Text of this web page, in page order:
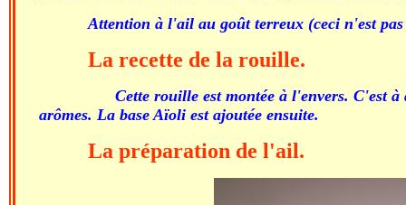
Attention à l'ail au goût terreux (ceci n'est
La recette de la rouille.
Cette rouille est montée à l'envers. C'est à
arômes. La base Aïoli est ajoutée ensuite.
La préparation de l'ail.